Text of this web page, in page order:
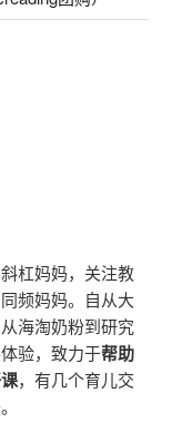
杠妈妈，关注教
频妈妈。自从大
海淘奶粉到研究
验，致力于帮助
，有几个育儿交